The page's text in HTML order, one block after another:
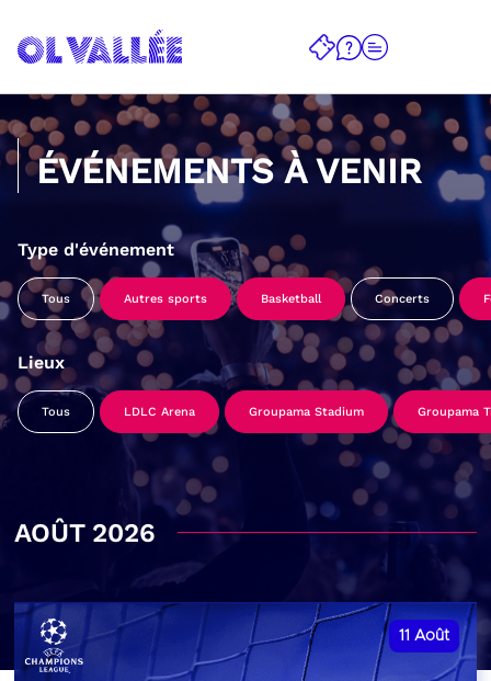
ÉVÉNEMENTS À VENIR
Type d'événement
Tous Autres sports Basketball Concerts
Lieux
Tous LDLC Arena Groupama Stadium Groupama
AOÛT 2026
11 Août